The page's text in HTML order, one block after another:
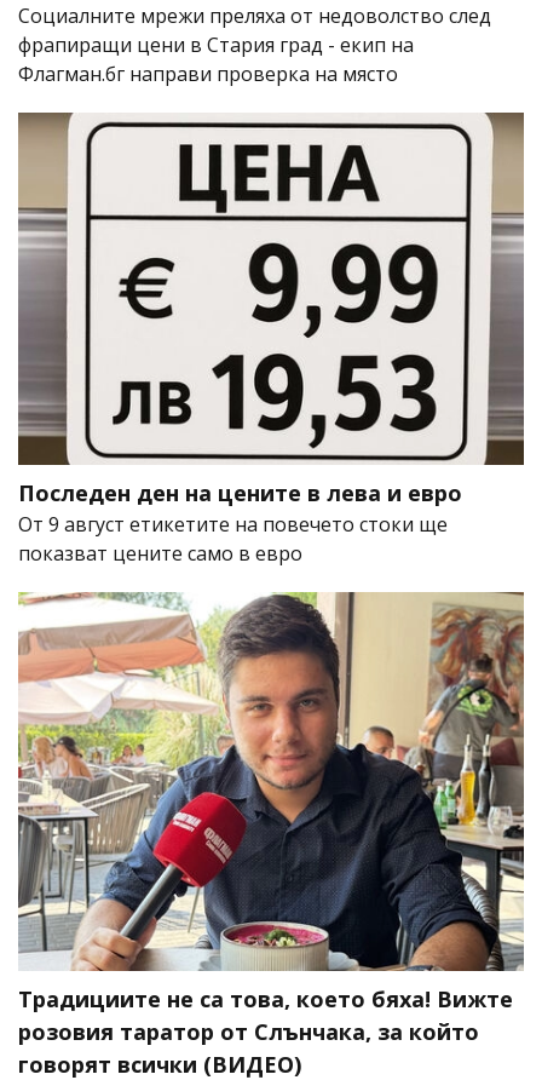
Социалните мрежи преляха от недоволство след
фрапиращи цени в Стария град - екип на
Флагман.бг направи проверка на място
Последен ден на цените в лева и евро
От 9 август етикетите на повечето стоки ще
показват цените само в евро
Традициите не са това, което бяха! Вижте
розовия таратор от Слънчака, за който
говорят всички (ВИДЕО)